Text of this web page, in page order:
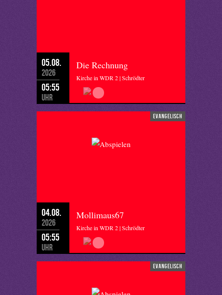
05.08.
2026
05:55
Uhr
Die Rechnung
Kirche in WDR 2 | Schrödter
evangelisch
04.08.
2026
05:55
Uhr
Mollimaus67
Kirche in WDR 2 | Schrödter
evangelisch